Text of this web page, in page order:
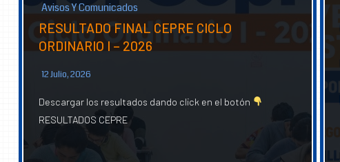
Avisos Y Comunicados
RESULTADO FINAL CEPRE CICLO
ORDINARIO I – 2026
12 Julio, 2026
Descargar los resultados dando click en el botón
RESULTADOS CEPRE